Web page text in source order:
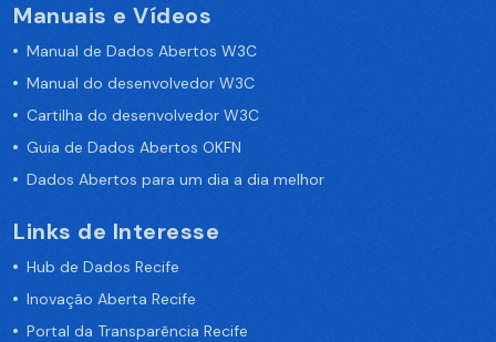
Manuais e Vídeos
Manual de Dados Abertos W3C
Manual do desenvolvedor W3C
Cartilha do desenvolvedor W3C
Guia de Dados Abertos OKFN
Dados Abertos para um dia a dia melhor
Links de Interesse
Hub de Dados Recife
Inovação Aberta Recife
Portal da Transparência Recife